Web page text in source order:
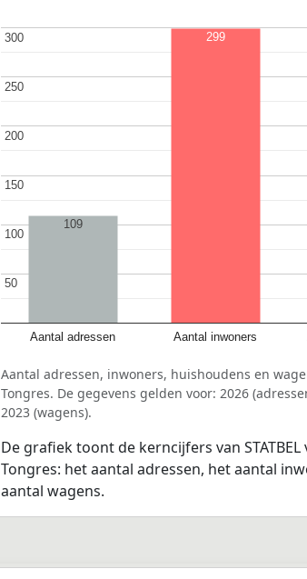
Aantal adressen Aantal inwoners
50
50
100
100
150
150
200
200
250
250
300
300
109
299
Aantal adressen, inwoners, huishoudens en
Tongres. De gegevens gelden voor: 2026
2023 (wagens).
De grafiek toont de kerncijfers van
Tongres: het aantal adressen, het aantal
aantal wagens.